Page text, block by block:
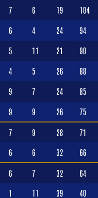
7 6 19 104
6 4 24 94
5 11 21 90
4 5 26 88
9 7 24 85
9 9 26 75
7 9 28 71
6 6 32 66
6 7 32 64
1 11 39 40